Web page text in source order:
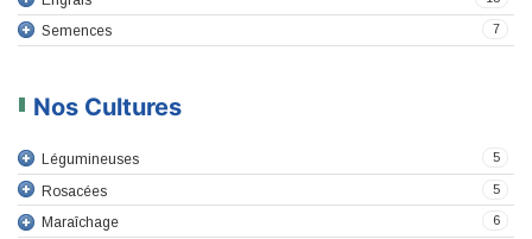
7
Semences
Nos Cultures
5
Légumineuses
5
Rosacées
6
Maraîchage